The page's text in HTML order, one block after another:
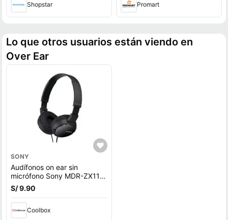
Shopstar Promart
Lo que otros usuarios están viendo en
Over Ear
SONY
Audífonos on ear sin
micrófono Sony MDR-ZX110
diseño plegable giratorio,
conector 3.5 mm, negro
S/ 9.90
Coolbox